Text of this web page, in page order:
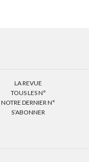
LA REVUE
TOUS LES N°
NOTRE DERNIER N°
S’ABONNER